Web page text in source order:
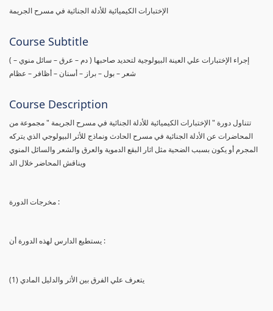
الإختبارات الكيميائية للأدلة الجنائية في مسرح الجريمة
Course Subtitle
( إجراء الإختبارات علي العينة البيولوجية لتحديد صاحبها ( دم – عرق – سائل منوي –
شعر – بول – براز – أسنان – أظافر – عظام
Course Description
تتناول دورة " الإختبارات الكيميائية للأدلة الجنائية في مسرح الجريمة " مجموعة من
المحاضرات عن الأدلة الجنائية في مسرح الحادث ونماذج للأثر البيولوجي الذي يتركه
المجرم أو يكون بسبب الضحية مثل اثار البقع الدموية والعرق والشعر والسائل المنوي
ويناقش المحاضر خلال الد
مخرجات الدورة :
يستطيع الدارس لهذه الدورة أن :
(1) يتعرف علي الفرق بين الأثر والدليل المادي